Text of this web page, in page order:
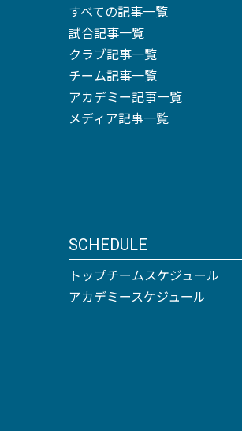
すべての記事一覧
試合記事一覧
クラブ記事一覧
チーム記事一覧
アカデミー記事一覧
メディア記事一覧
SCHEDULE
トップチームスケジュール
アカデミースケジュール